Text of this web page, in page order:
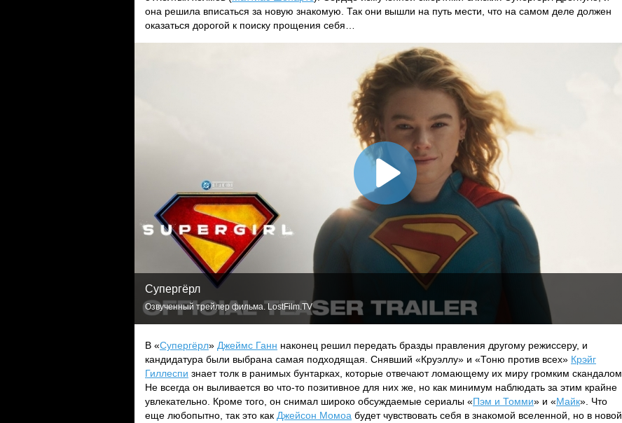
она решила вписаться за новую знакомую. Так они вышли на путь мести, что на самом деле должен
оказаться дорогой к поиску прощения себя…
Супергёрл
Озвученный трейлер фильма. LostFilm.TV
В «Супергёрл» Джеймс Ганн наконец решил передать бразды правления другому режиссеру, и
кандидатура были выбрана самая подходящая. Снявший «Круэллу» и «Тоню против всех» Крэйг
Гиллеспи знает толк в ранимых бунтарках, которые отвечают ломающему их миру громким скандалом.
Не всегда он выливается во что-то позитивное для них же, но как минимум наблюдать за этим крайне
увлекательно. Кроме того, он снимал широко обсуждаемые сериалы «Пэм и Томми» и «Майк». Что
еще любопытно, так это как Джейсон Момоа будет чувствовать себя в знакомой вселенной, но в новой